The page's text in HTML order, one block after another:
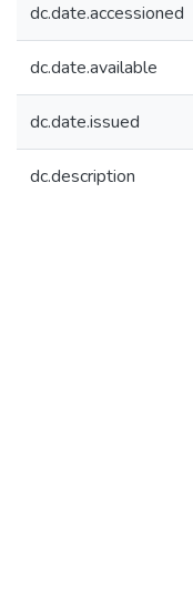
dc.date.accessioned
dc.date.available
dc.date.issued
dc.description